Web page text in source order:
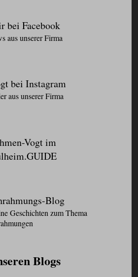
bei Facebook
aus unserer Firma
bei Instagram
aus unserer Firma
Vogt im
Blog
Geschichten zum Thema
Blogs